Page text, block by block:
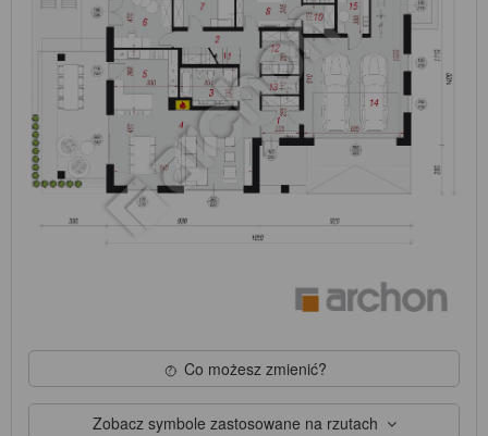
Co możesz zmienić?
Zobacz symbole zastosowane na rzutach